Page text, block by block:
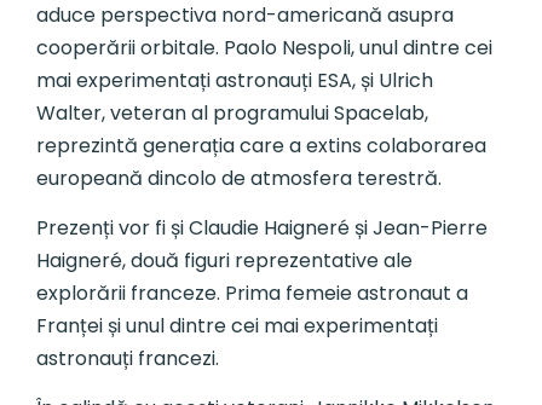
aduce perspectiva nord-americană asupra
cooperării orbitale. Paolo Nespoli, unul dintre cei
mai experimentați astronauți ESA, și Ulrich
Walter, veteran al programului Spacelab,
reprezintă generația care a extins colaborarea
europeană dincolo de atmosfera terestră.
Prezenți vor fi și Claudie Haigneré și Jean-Pierre
Haigneré, două figuri reprezentative ale
explorării franceze. Prima femeie astronaut a
Franței și unul dintre cei mai experimentați
astronauți francezi.